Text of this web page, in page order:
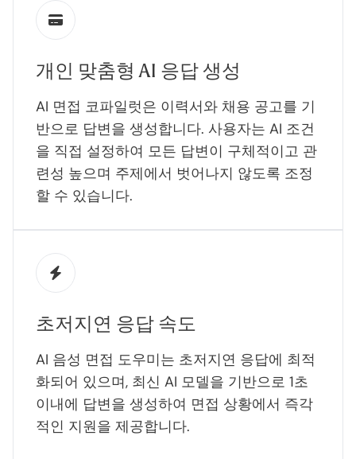
개인 맞춤형 AI 응답 생성
AI 면접 코파일럿은 이력서와 채용 공고를 기
반으로 답변을 생성합니다. 사용자는 AI 조건
을 직접 설정하여 모든 답변이 구체적이고 관
련성 높으며 주제에서 벗어나지 않도록 조정
할 수 있습니다.
초저지연 응답 속도
AI 음성 면접 도우미는 초저지연 응답에 최적
화되어 있으며, 최신 AI 모델을 기반으로 1초
이내에 답변을 생성하여 면접 상황에서 즉각
적인 지원을 제공합니다.